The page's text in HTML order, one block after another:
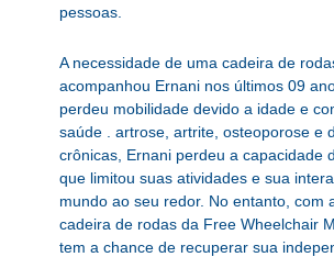
pessoas.
A necessidade de uma cadeira de
acompanhou Ernani nos últimos 09
perdeu mobilidade devido a idade e
saúde . artrose, artrite, osteoporose e
crônicas, Ernani perdeu a capacidade
que limitou suas atividades e sua
mundo ao seu redor. No entanto, com
cadeira de rodas da Free Wheelchair
tem a chance de recuperar sua